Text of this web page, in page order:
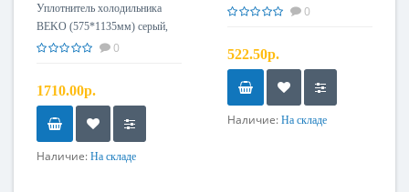
Уплотнитель холодильника
BEKO (575*1135мм) серый,
зам. 4546850300, 4546852100
0
1710.00р.
Наличие: На складе
0
522.50р.
Наличие: На складе